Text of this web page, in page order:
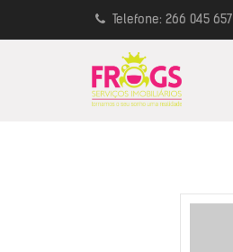
Telefone: 266 045 657